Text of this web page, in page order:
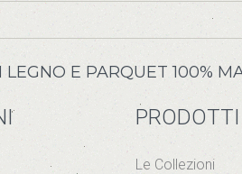
E PARQUET 100%
PRODOTTI
Le Collezioni